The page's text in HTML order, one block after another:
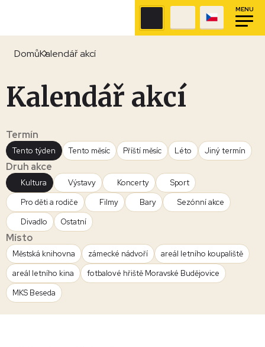
MENU
DomůKalendář akcí
Kalendář akcí
Termín
Tento týden Tento měsíc Příští měsíc Léto Jiný termín
Druh akce
Kultura Výstavy Koncerty
Sport
Pro děti a rodiče
Filmy Bary
Sezónní akce
Divadlo
Ostatní
Místo
Městská knihovna zámecké nádvoří
areál letního koupaliště
areál letního kina
fotbalové hřiště Moravské Budějovice
MKS Beseda